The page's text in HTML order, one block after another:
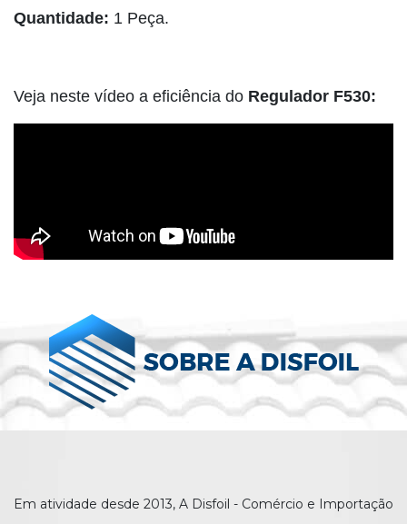
Quantidade: 1 Peça.
Veja neste vídeo a eficiência do Regulador F530:
Em atividade desde 2013, A Disfoil - Comércio e Importação